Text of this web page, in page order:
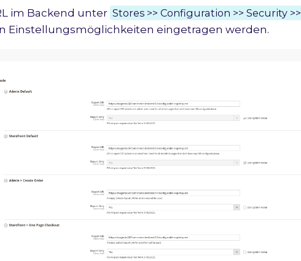
im Backend unter Stores >> Configuration >> Security >>
Einstellungsmöglichkeiten eingetragen werden.